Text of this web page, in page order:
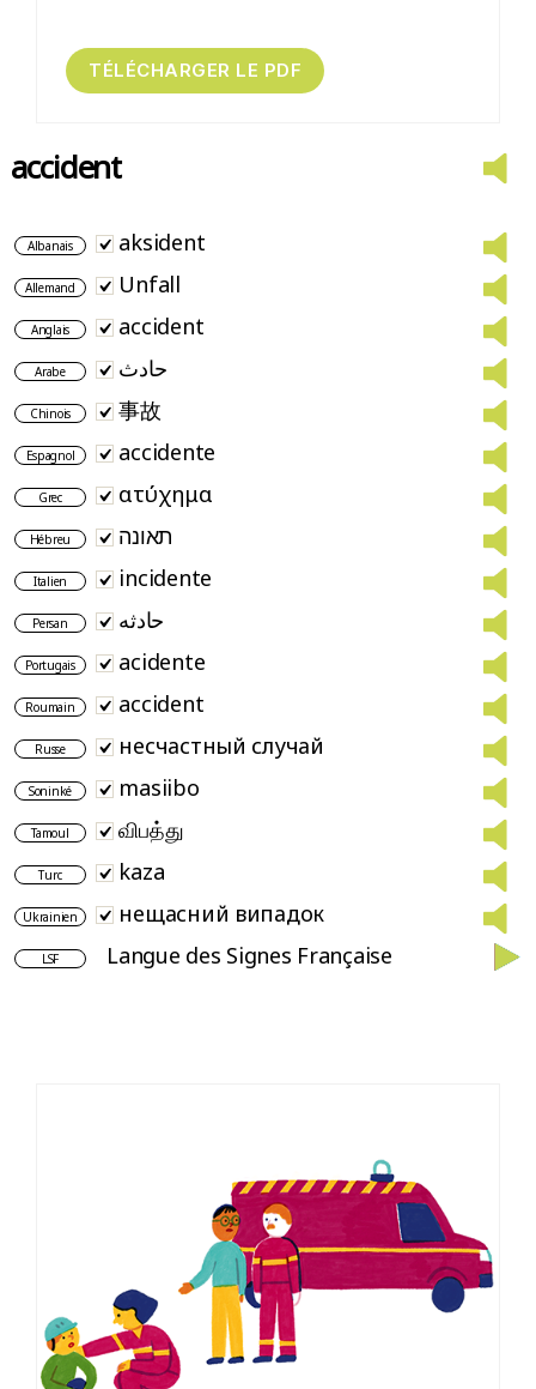
accident
Albanais aksident
Allemand Unfall
Anglais accident
Arabe حادث
Chinois 事故
Espagnol accidente
Grec ατύχημα
Hébreu תאונה
Italien incidente
Persan حادثه
Portugais acidente
Roumain accident
Russe несчастный случай
Soninké masiibo
Tamoul விபத்து
Turc kaza
Ukrainien нещасний випадок
LSF Langue des Signes Française